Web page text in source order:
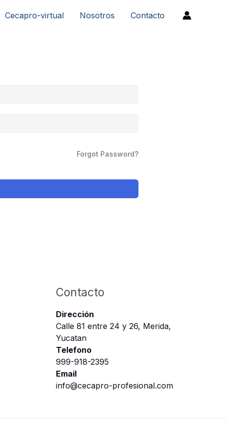
Cecapro-virtual Nosotros Contacto
Forgot Password?
Contacto
Dirección
Calle 81 entre 24 y 26, Merida,
Yucatan
Telefono
999-918-2395
Email
info@cecapro-profesional.com